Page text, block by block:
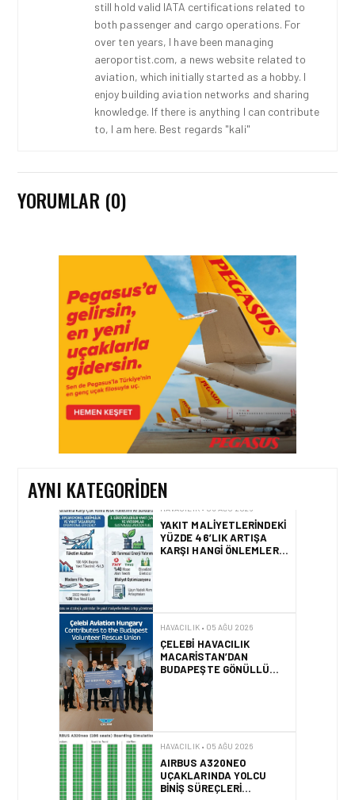
still hold valid IATA certifications related to
both passenger and cargo operations. For
over ten years, I have been managing
aeroportist.com, a news website related to
aviation, which initially started as a hobby. I
enjoy building aviation networks and sharing
knowledge. If there is anything I can contribute
to, I am here. Best regards "kali"
YORUMLAR (0)
AYNI KATEGORIDEN
HAVACILIK • 08 AĞU 2026
TÜRK HAVA YOLLARI’NIN
STRATEJIK DÖNÜŞÜM
HIKAYESI: YIRMIBIRINCI
YÜZYIL GÖKTÜRKLERI
HAVACILIK • 06 AĞU 2026
HITIT BILIŞIM 500’DE
SEKTÖREL YAZILIM
BIRINCISI
HAVACILIK • 05 AĞU 2026
YAKIT MALIYETLERINDEKI
YÜZDE 46’LIK ARTIŞA
KARŞI HANGI ÖNLEMLER
HAVACILIK • 05 AĞU 2026
ÇELEBI HAVACILIK
MACARISTAN’DAN
BUDAPEŞTE GÖNÜLLÜ
HAVACILIK • 05 AĞU 2026
AIRBUS A320NEO
UÇAKLARINDA YOLCU
BINIŞ SÜREÇLERI